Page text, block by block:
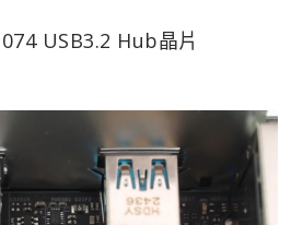
USB3.2 Hub晶片